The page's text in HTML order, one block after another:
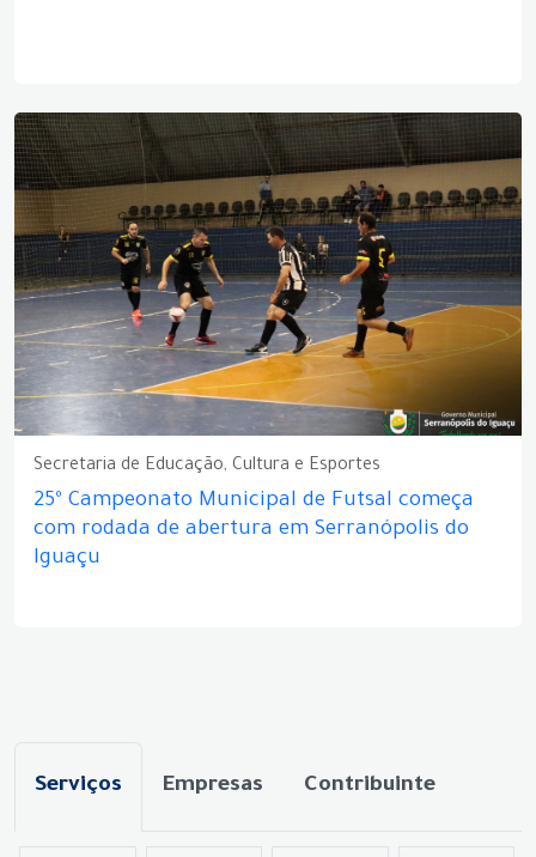
Secretaria de Educação, Cultura e Esportes
25º Campeonato Municipal de Futsal começa
com rodada de abertura em Serranópolis do
Iguaçu
Serviços Empresas Contribuinte